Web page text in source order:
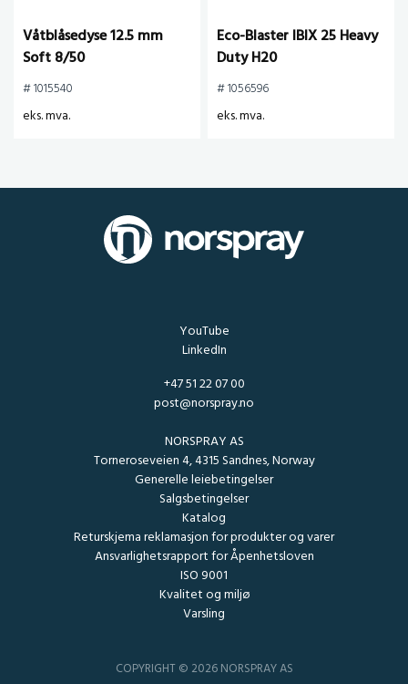
Våtblåsedyse 12.5 mm
Soft 8/50
# 1015540
eks. mva.
Eco-Blaster IBIX 25 Heavy
Duty H20
# 1056596
eks. mva.
YouTube
LinkedIn
+47 51 22 07 00
post@norspray.no
NORSPRAY AS
Torneroseveien 4, 4315 Sandnes, Norway
Generelle leiebetingelser
Salgsbetingelser
Katalog
Returskjema reklamasjon for produkter og varer
Ansvarlighetsrapport for Åpenhetsloven
ISO 9001
Kvalitet og miljø
Varsling
COPYRIGHT © 2026 NORSPRAY AS